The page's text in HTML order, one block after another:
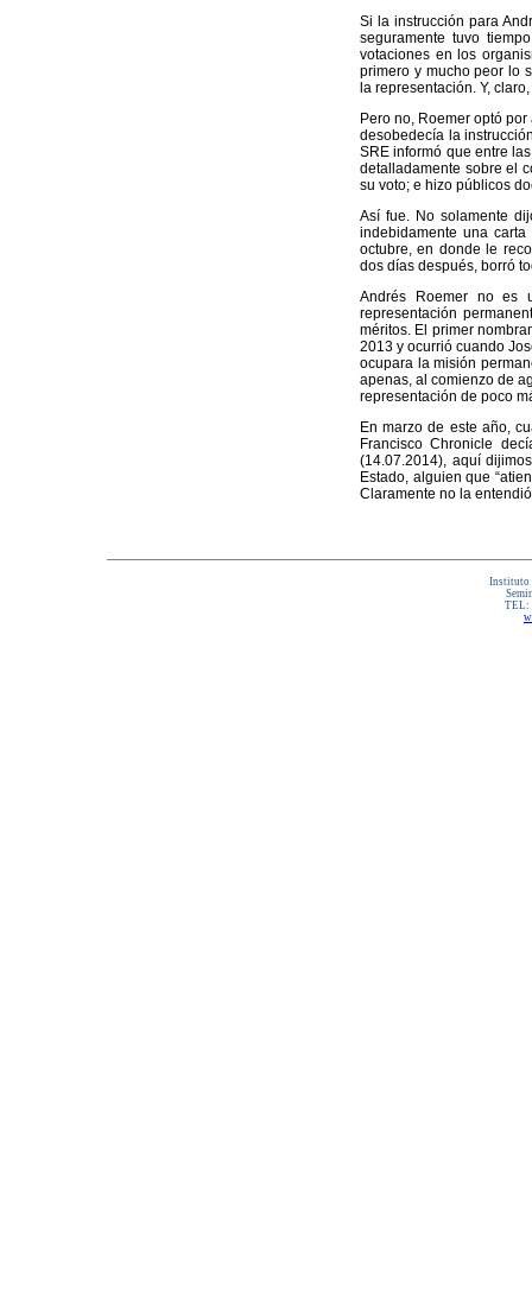
Si la instrucción para
seguramente tuvo
votaciones en los
primero y mucho peor lo
la representación. Y,
Pero no, Roemer optó
desobedecía la
SRE informó que entre
detalladamente sobre el
su voto; e hizo públicos
Así fue. No solamente
indebidamente una
octubre, en donde le
dos días después, borró
Andrés Roemer no es
representación
méritos. El primer
2013 y ocurrió cuando
ocupara la misión
apenas, al comienzo de
representación de poco
En marzo de este año,
Francisco Chronicle
(14.07.2014), aquí
Estado, alguien que
Claramente no la
Instituto
TEL: